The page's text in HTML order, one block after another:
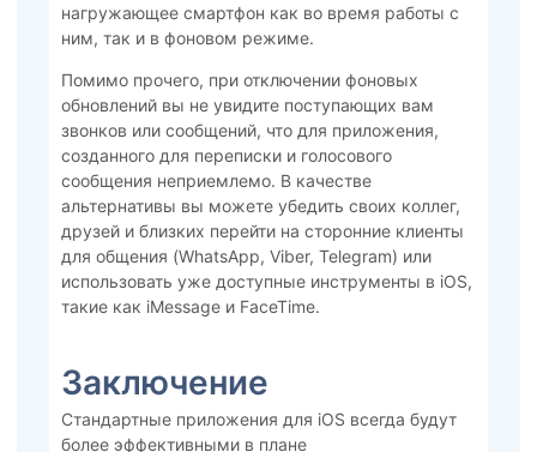
нагружающее смартфон как во время работы с
ним, так и в фоновом режиме.
Помимо прочего, при отключении фоновых
обновлений вы не увидите поступающих вам
звонков или сообщений, что для приложения,
созданного для переписки и голосового
сообщения неприемлемо. В качестве
альтернативы вы можете убедить своих коллег,
друзей и близких перейти на сторонние клиенты
для общения (WhatsApp, Viber, Telegram) или
использовать уже доступные инструменты в iOS,
такие как iMessage и FaceTime.
Заключение
Стандартные приложения для iOS всегда будут
более эффективными в плане